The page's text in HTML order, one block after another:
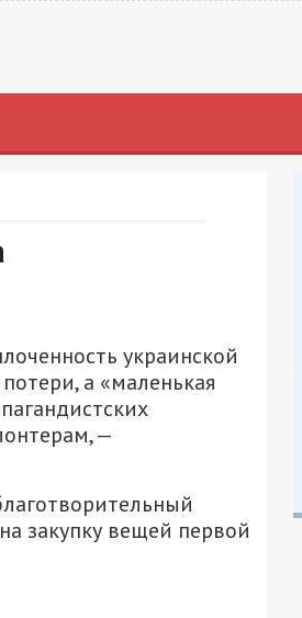
украинской
а «маленькая
—
закупку вещей первой